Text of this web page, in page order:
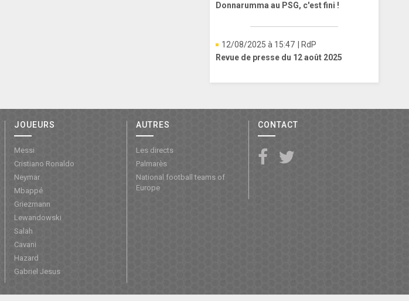
Donnarumma au PSG, c'est fini !
12/08/2025 à 15:47
| RdP
Revue de presse du 12 août 2025
JOUEURS
Messi
Cristiano Ronaldo
Neymar
Mbappé
Griezmann
Lewandowski
Salah
Cavani
Hazard
Gabriel Jesus
AUTRES
Les directs
Palmarès
National football teams of
Europe
CONTACT